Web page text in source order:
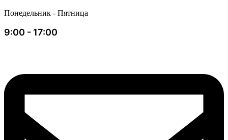
Понедельник - Пятница
9:00 - 17:00